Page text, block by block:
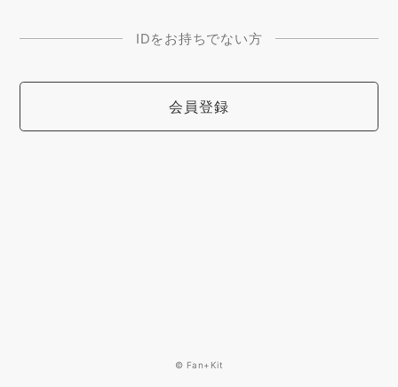
IDをお持ちでない方
会員登録
© Fan+Kit